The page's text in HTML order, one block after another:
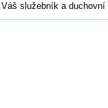
Váš služebník a duchovní